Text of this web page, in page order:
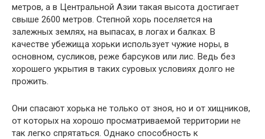
метров, а в Центральной Азии такая высота достигает
свыше 2600 метров. Степной хорь поселяется на
залежных землях, на выпасах, в логах и балках. В
качестве убежища хорьки использует чужие норы, в
основном, сусликов, реже барсуков или лис. Ведь без
хорошего укрытия в таких суровых условиях долго не
прожить.
Они спасают хорька не только от зноя, но и от хищников,
от которых на хорошо просматриваемой территории не
так легко спрятаться. Однако способность к